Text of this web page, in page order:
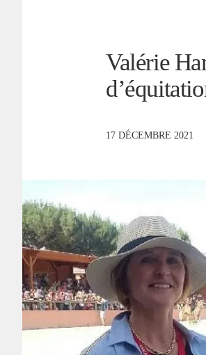
Valérie
17 DÉCEMBRE 2021